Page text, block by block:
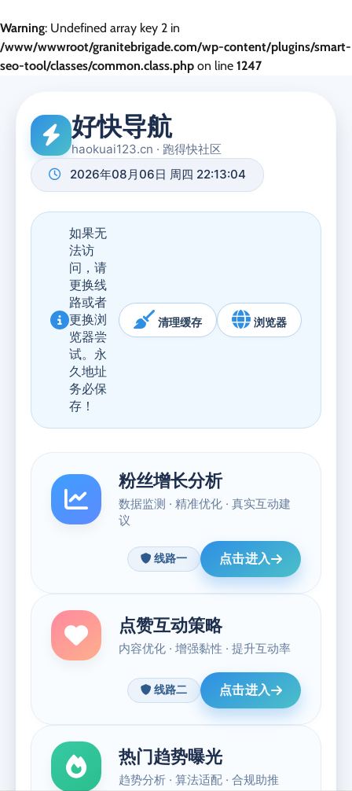
Warning: Undefined array key 2 in
/www/wwwroot/granitebrigade.com/wp-content/plugins/smart-
seo-tool/classes/common.class.php on line 1247